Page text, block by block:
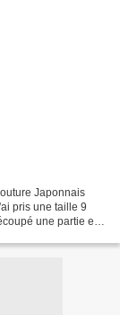
Japonnais
pris une taille 9
une partie en